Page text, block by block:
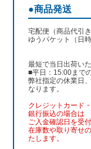
●商品発送
宅配便（商品代引き
ゆうパケット（日
最短で当日出荷いた
■平日：15:00まで
弊社指定の休業日
なります。
クレジットカード
銀行振込の場合は
ご入金確認日を受
在庫数や取り寄せ
たします。